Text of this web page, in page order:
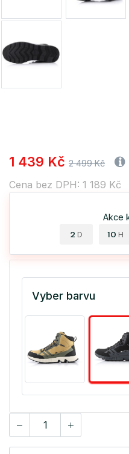
1 439 Kč 2 499 Kč
Cena bez DPH: 1 189 Kč
Akce
2 D 10 H
Vyber barvu